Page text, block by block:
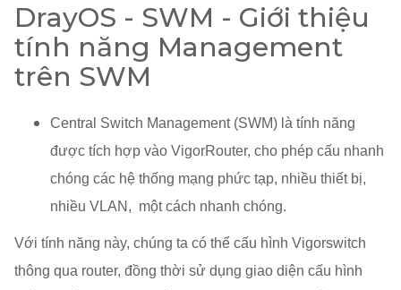
DrayOS - SWM - Giới thiệu
tính năng Management
trên SWM
Central Switch Management (SWM) là tính năng
được tích hợp vào VigorRouter, cho phép cấu nhanh
chóng các hệ thống mạng phức tạp, nhiều thiết bị,
nhiều VLAN, một cách nhanh chóng.
Với tính năng này, chúng ta có thể cấu hình Vigorswitch
thông qua router, đồng thời sử dụng giao diện cấu hình